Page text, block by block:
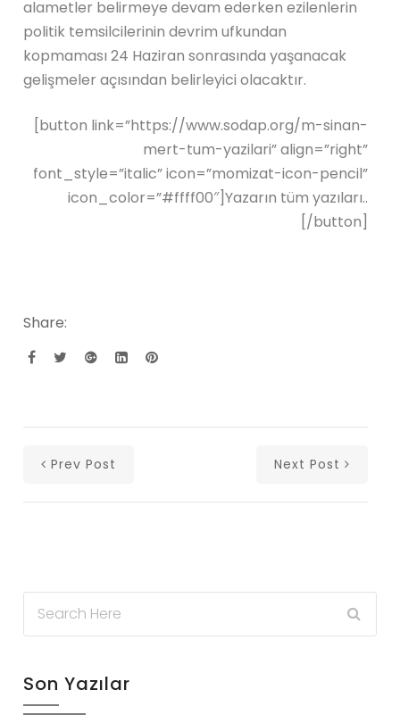
alametler belirmeye devam ederken ezilenlerin
politik temsilcilerinin devrim ufkundan
kopmaması 24 Haziran sonrasında yaşanacak
gelişmeler açısından belirleyici olacaktır.
[button link=”https://www.sodap.org/m-sinan-
mert-tum-yazilari” align=”right”
font_style=”italic” icon=”momizat-icon-pencil”
icon_color=”#ffff00″]Yazarın tüm yazıları..
[/button]
Share:
Prev Post Next Post
Son Yazılar